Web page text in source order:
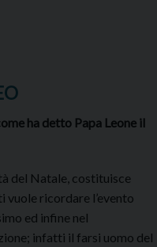
ha detto Papa Leone il
del Natale, costituisce
vuole ricordare l’evento
ed infine nel
infatti il farsi uomo del